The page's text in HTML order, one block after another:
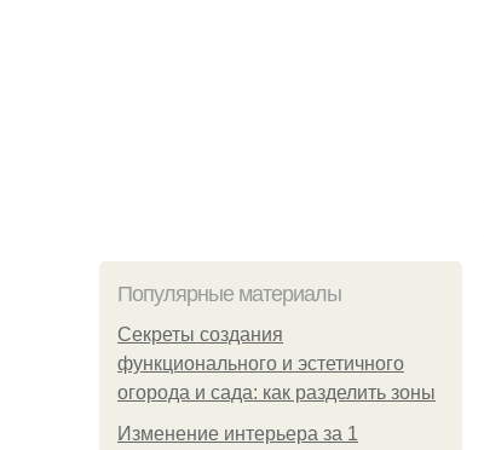
Популярные материалы
Секреты создания
функционального и эстетичного
огорода и сада: как разделить зоны
Изменение интерьера за 1